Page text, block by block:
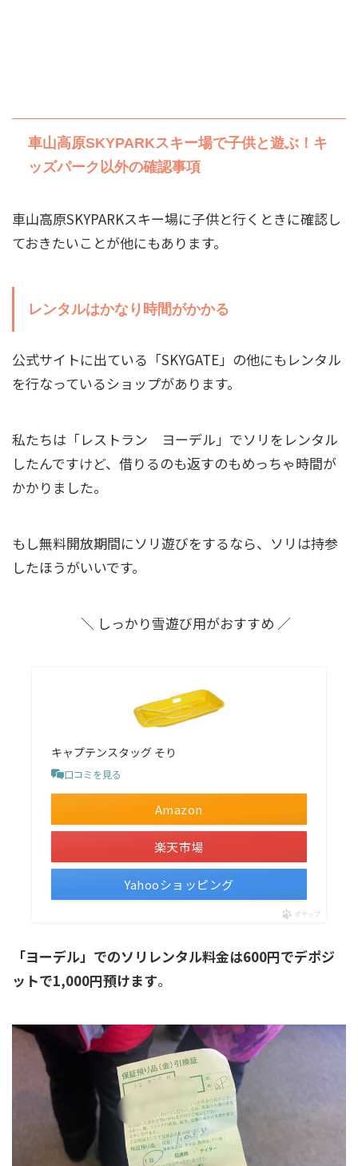
車山高原SKYPARKスキー場で子供と遊ぶ！キ
ッズパーク以外の確認事項
車山高原SKYPARKスキー場に子供と行くときに確認し
ておきたいことが他にもあります。
レンタルはかなり時間がかかる
公式サイトに出ている「SKYGATE」の他にもレンタル
を行なっているショップがあります。
私たちは「レストラン ヨーデル」でソリをレンタル
したんですけど、借りるのも返すのもめっちゃ時間が
かかりました。
もし無料開放期間にソリ遊びをするなら、ソリは持参
したほうがいいです。
＼ しっかり雪遊び用がおすすめ ／
キャプテンスタッグ そり
口コミを見る
Amazon
楽天市場
Yahooショッピング
ポチップ
「ヨーデル」でのソリレンタル料金は600円でデポジ
ットで1,000円預けます。